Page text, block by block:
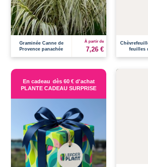
Graminée Canne de
Provence panachée
À partir de
7,26 €
feuilles
En cadeau dès 60 € d'achat
PLANTE CADEAU SURPRISE